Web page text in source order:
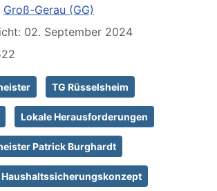
Groß-Gerau (GG)
02. September 2024
TG Rüsselsheim
Lokale Herausforderungen
Patrick Burghardt
Haushaltssicherungskonzept